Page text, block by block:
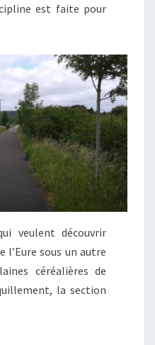
est faite pour
veulent découvrir
l’Eure sous un autre
céréalières de
la section